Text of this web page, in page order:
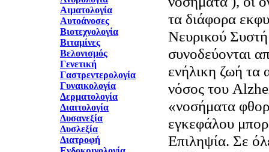
Αιματολογία
Αυτοάνοσες
Βιοτεχνολογία
Βιταμίνες
Βελονισμός
Γενετική
Γαστρεντερολογία
Γυναικολογία
Δερματολογία
Διαιτολογία
Δυσανεξία
Δυσλεξία
Διατροφή
τα διάφορα
Νευρικού
συνοδεύονται
ενήλικη ζωή τα
νόσος του
«νοσήματα
εγκεφάλου
Επιληψία. Σε